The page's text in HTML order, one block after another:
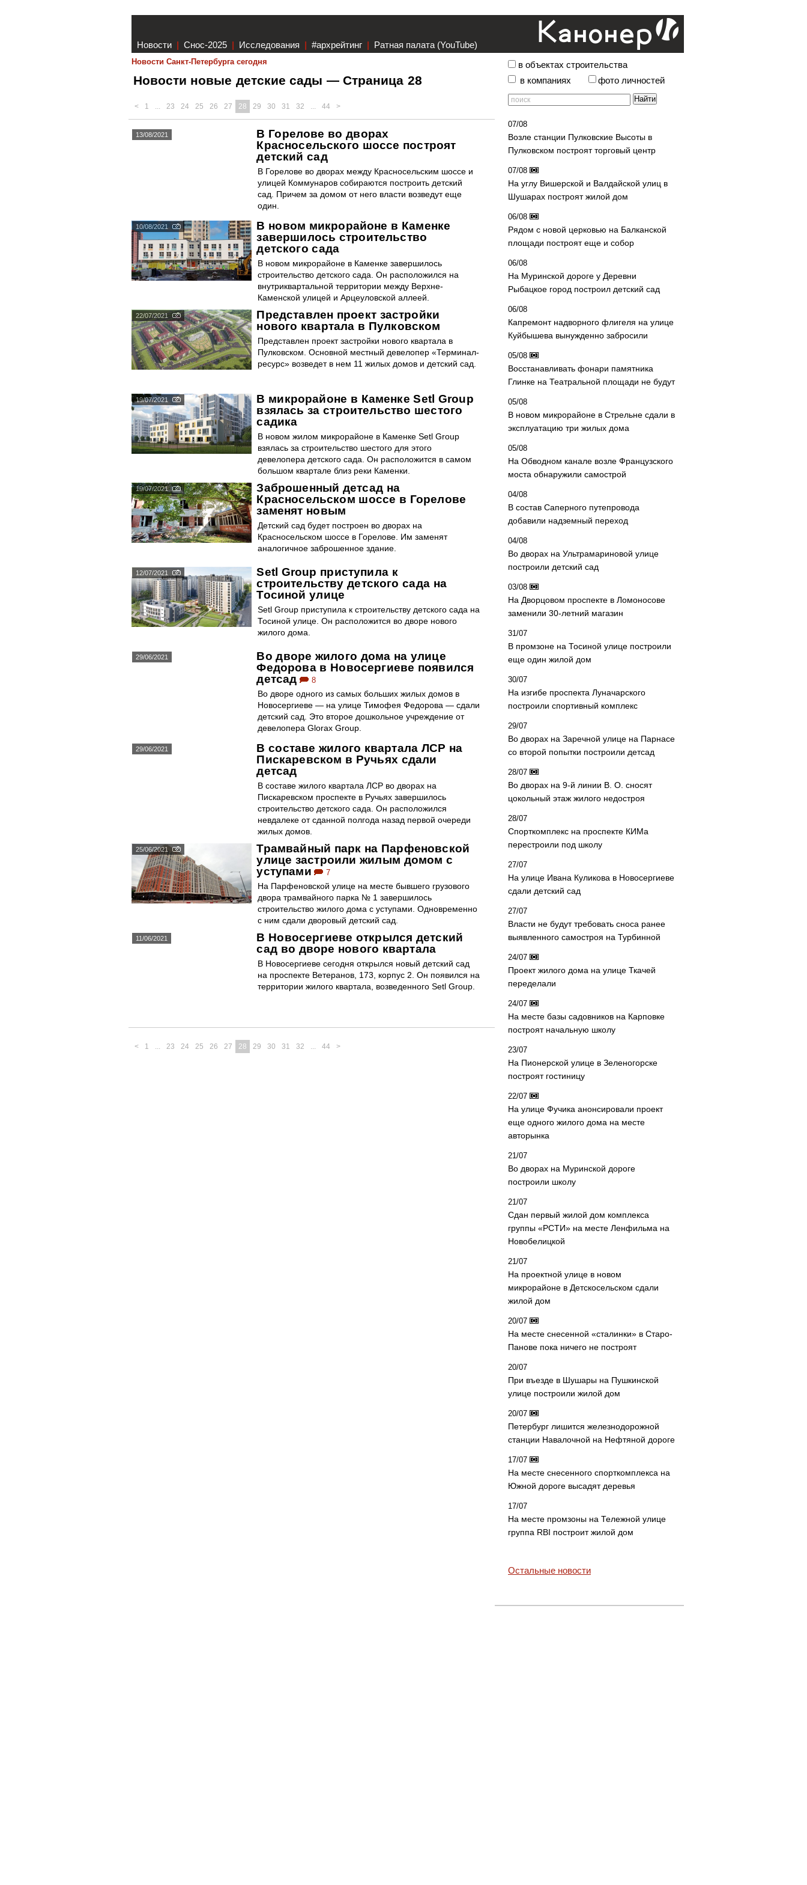
Новости | Снос-2025 | Исследования | #архрейтинг | Ратная палата (YouTube)
Новости Санкт-Петербурга сегодня
Новости новые детские сады — Страница 28
< 1 ... 23 24 25 26 27 28 29 30 31 32 ... 44 >
13/08/2021
В Горелове во дворах
Красносельского шоссе построят
детский сад
В Горелове во дворах между Красносельским шоссе и
улицей Коммунаров собираются построить детский
сад. Причем за домом от него власти возведут еще
один.
10/08/2021
В новом микрорайоне в Каменке
завершилось строительство
детского сада
В новом микрорайоне в Каменке завершилось
строительство детского сада. Он расположился на
внутриквартальной территории между Верхне-
Каменской улицей и Арцеуловской аллеей.
22/07/2021
Представлен проект застройки
нового квартала в Пулковском
Представлен проект застройки нового квартала в
Пулковском. Основной местный девелопер «Терминал-
ресурс» возведет в нем 11 жилых домов и детский сад.
19/07/2021
В микрорайоне в Каменке Setl Group
взялась за строительство шестого
садика
В новом жилом микрорайоне в Каменке Setl Group
взялась за строительство шестого для этого
девелопера детского сада. Он расположится в самом
большом квартале близ реки Каменки.
19/07/2021
Заброшенный детсад на
Красносельском шоссе в Горелове
заменят новым
Детский сад будет построен во дворах на
Красносельском шоссе в Горелове. Им заменят
аналогичное заброшенное здание.
12/07/2021
Setl Group приступила к
строительству детского сада на
Тосиной улице
Setl Group приступила к строительству детского сада на
Тосиной улице. Он расположится во дворе нового
жилого дома.
29/06/2021
Во дворе жилого дома на улице
Федорова в Новосергиеве появился
детсад
8
Во дворе одного из самых больших жилых домов в
Новосергиеве — на улице Тимофея Федорова — сдали
детский сад. Это второе дошкольное учреждение от
девелопера Glorax Group.
29/06/2021
В составе жилого квартала ЛСР на
Пискаревском в Ручьях сдали
детсад
В составе жилого квартала ЛСР во дворах на
Пискаревском проспекте в Ручьях завершилось
строительство детского сада. Он расположился
невдалеке от сданной полгода назад первой очереди
жилых домов.
25/06/2021
Трамвайный парк на Парфеновской
улице застроили жилым домом с
уступами
7
На Парфеновской улице на месте бывшего грузового
двора трамвайного парка № 1 завершилось
строительство жилого дома с уступами. Одновременно
с ним сдали дворовый детский сад.
11/06/2021
В Новосергиеве открылся детский
сад во дворе нового квартала
В Новосергиеве сегодня открылся новый детский сад
на проспекте Ветеранов, 173, корпус 2. Он появился на
территории жилого квартала, возведенного Setl Group.
< 1 ... 23 24 25 26 27 28 29 30 31 32 ... 44 >
в объектах строительства
в компаниях
фото личностей
07/08
Возле станции Пулковские Высоты в
Пулковском построят торговый центр
07/08
На углу Вишерской и Валдайской улиц в
Шушарах построят жилой дом
06/08
Рядом с новой церковью на Балканской
площади построят еще и собор
06/08
На Муринской дороге у Деревни
Рыбацкое город построил детский сад
06/08
Капремонт надворного флигеля на улице
Куйбышева вынужденно забросили
05/08
Восстанавливать фонари памятника
Глинке на Театральной площади не будут
05/08
В новом микрорайоне в Стрельне сдали в
эксплуатацию три жилых дома
05/08
На Обводном канале возле Французского
моста обнаружили самострой
04/08
В состав Саперного путепровода
добавили надземный переход
04/08
Во дворах на Ультрамариновой улице
построили детский сад
03/08
На Дворцовом проспекте в Ломоносове
заменили 30-летний магазин
31/07
В промзоне на Тосиной улице построили
еще один жилой дом
30/07
На изгибе проспекта Луначарского
построили спортивный комплекс
29/07
Во дворах на Заречной улице на Парнасе
со второй попытки построили детсад
28/07
Во дворах на 9-й линии В. О. сносят
цокольный этаж жилого недостроя
28/07
Спорткомплекс на проспекте КИМа
перестроили под школу
27/07
На улице Ивана Куликова в Новосергиеве
сдали детский сад
27/07
Власти не будут требовать сноса ранее
выявленного самостроя на Турбинной
24/07
Проект жилого дома на улице Ткачей
переделали
24/07
На месте базы садовников на Карповке
построят начальную школу
23/07
На Пионерской улице в Зеленогорске
построят гостиницу
22/07
На улице Фучика анонсировали проект
еще одного жилого дома на месте
авторынка
21/07
Во дворах на Муринской дороге
построили школу
21/07
Сдан первый жилой дом комплекса
группы «РСТИ» на месте Ленфильма на
Новобелицкой
21/07
На проектной улице в новом
микрорайоне в Детскосельском сдали
жилой дом
20/07
На месте снесенной «сталинки» в Старо-
Панове пока ничего не построят
20/07
При въезде в Шушары на Пушкинской
улице построили жилой дом
20/07
Петербург лишится железнодорожной
станции Навалочной на Нефтяной дороге
17/07
На месте снесенного спорткомплекса на
Южной дороге высадят деревья
17/07
На месте промзоны на Тележной улице
группа RBI построит жилой дом
Остальные новости